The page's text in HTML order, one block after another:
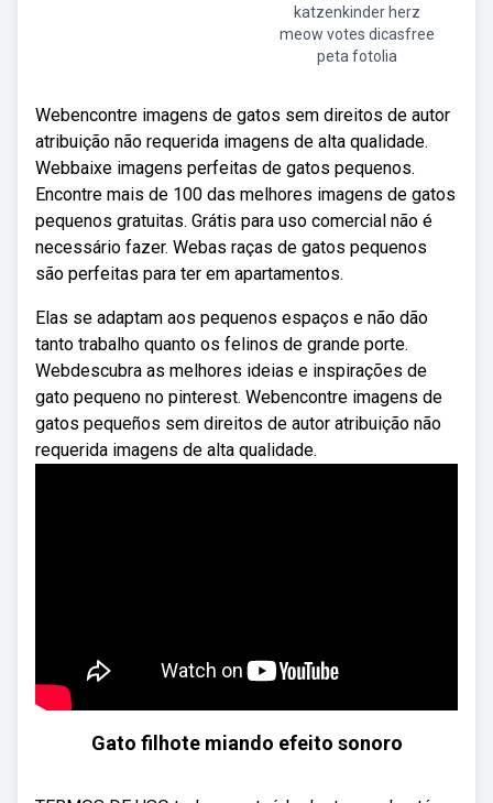
katzenkinder herz
meow votes dicasfree
peta fotolia
Webencontre imagens de gatos sem direitos de autor
atribuição não requerida imagens de alta qualidade.
Webbaixe imagens perfeitas de gatos pequenos.
Encontre mais de 100 das melhores imagens de gatos
pequenos gratuitas. Grátis para uso comercial não é
necessário fazer. Webas raças de gatos pequenos
são perfeitas para ter em apartamentos.
Elas se adaptam aos pequenos espaços e não dão
tanto trabalho quanto os felinos de grande porte.
Webdescubra as melhores ideias e inspirações de
gato pequeno no pinterest. Webencontre imagens de
gatos pequeños sem direitos de autor atribuição não
requerida imagens de alta qualidade.
Gato filhote miando efeito sonoro